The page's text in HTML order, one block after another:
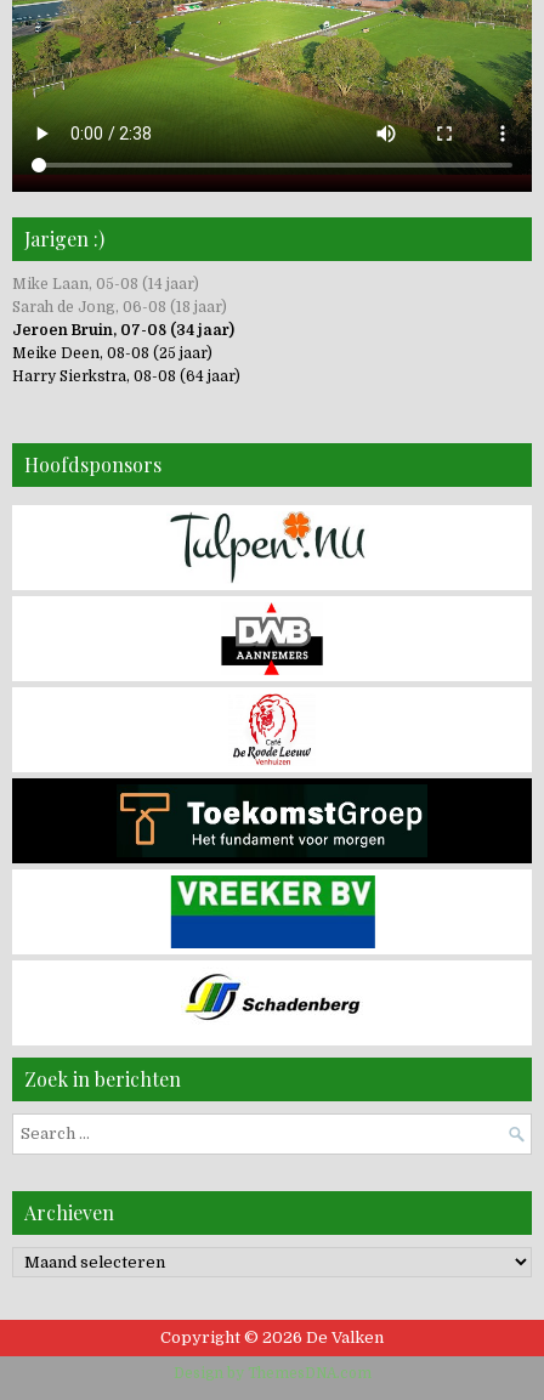
Jarigen :)
Mike Laan, 05-08 (14 jaar)
Sarah de Jong, 06-08 (18 jaar)
Jeroen Bruin, 07-08 (34 jaar)
Meike Deen, 08-08 (25 jaar)
Harry Sierkstra, 08-08 (64 jaar)
Hoofdsponsors
Zoek in berichten
Search
for:
Archieven
Archieven
Copyright © 2026 De Valken
Design by ThemesDNA.com